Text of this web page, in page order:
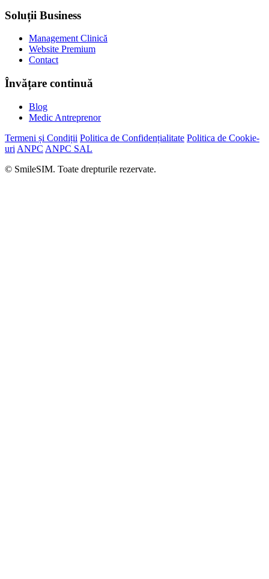
Soluții Business
Management Clinică
Website Premium
Contact
Învățare continuă
Blog
Medic Antreprenor
Termeni și Condiții Politica de Confidențialitate Politica de Cookie-
uri ANPC ANPC SAL
© SmileSIM. Toate drepturile rezervate.